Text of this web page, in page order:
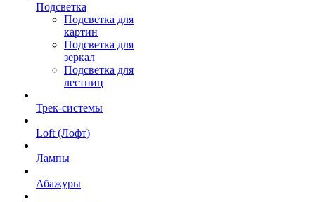
Подсветка
Подсветка для
картин
Подсветка для
зеркал
Подсветка для
лестниц
Трек-системы
Loft (Лофт)
Лампы
Абажуры